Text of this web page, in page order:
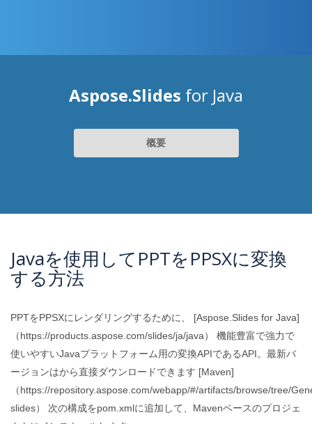
Aspose.Slides for Java
概要
Javaを使用してPPTをPPSXに変換
する方法
PPTをPPSXにレンダリングするために、 [Aspose.Slides for Java]
（https://products.aspose.com/slides/ja/java） 機能豊富で強力で
使いやすいJavaプラットフォーム用の変換APIであるAPI。最新バ
ージョンはから直接ダウンロードできます [Maven]
（https://repository.aspose.com/webapp/#/artifacts/browse/tree/
slides） 次の構成をpom.xmlに追加して、Mavenベースのプロジェ